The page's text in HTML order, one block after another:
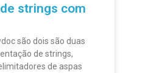
strings com
são dois são duas
de strings,
de aspas